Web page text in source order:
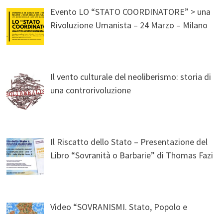
Evento LO “STATO COORDINATORE” > una
Rivoluzione Umanista – 24 Marzo – Milano
Il vento culturale del neoliberismo: storia di
una controrivoluzione
Il Riscatto dello Stato – Presentazione del
Libro “Sovranità o Barbarie” di Thomas Fazi
Video “SOVRANISMI. Stato, Popolo e